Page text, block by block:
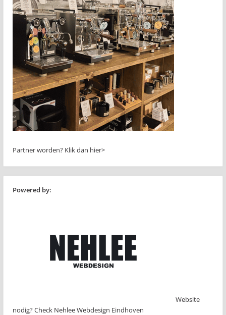
Partner worden? Klik dan hier>
Powered by:
Website
nodig? Check Nehlee Webdesign Eindhoven